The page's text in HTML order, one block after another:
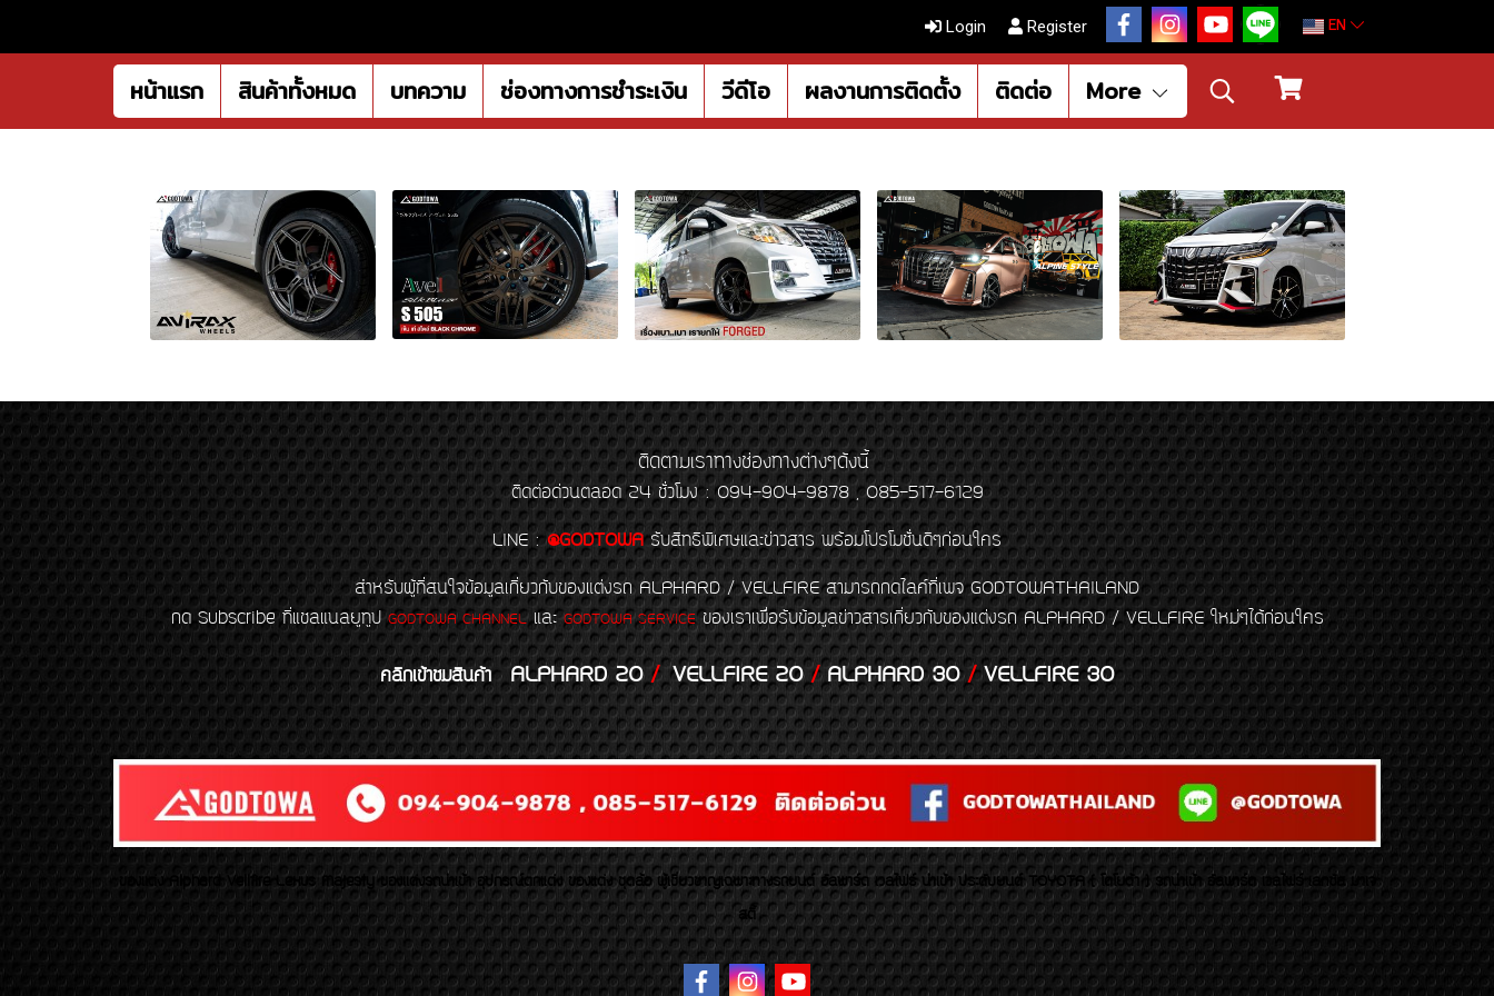
Login Register EN
หน้าแรก สินค้าทั้งหมด บทความ ช่องทางการชำระเงิน วีดีโอ ผลงานการติดตั้ง ติดต่อ More
ติดตามเราทางช่องทางต่างๆดังนี้
ติดต่อด่วนตลอด 24 ชั่วโมง : 094-904-9878 , 085-517-6129
LINE : @GODTOWA รับสิทธิพิเศษและข่าวสาร พร้อมโปรโมชั่นดีๆก่อนใคร
สำหรับผู้ที่สนใจข้อมูลเกี่ยวกับของแต่งรถ ALPHARD / VELLFIRE สามารถกดไลค์ที่เพจ GODTOWATHAILAND
กด Subscribe ที่แชลแนลยูทูปGODTOWA CHANNELและ GODTOWA SERVICEของเราเพื่อรับข้อมูลข่าวสารเกี่ยวกับของแต่งรถ ALPHARD / VELLFIRE ใหม่ๆได้ก่อนใคร
คลิกเข้าชมสินค้า ALPHARD 20/VELLFIRE 20/ ALPHARD 30/VELLFIRE 30
ของเเต่ง Alphard Vellfire Lexus Majesty ของเเต่งรถนำเข้า อุปกรณ์ตกแต่ง ของแต่ง ชุดล้อ ผู้เชี่ยวชาญเฉพาะทางรถยนต์ อัลพาร์ด เวลไฟร์ นำเข้า ประดับยนต์ TOYOTA ( โตโยต้า ) รถนำเข้า อัลพาร์ด เวลไฟร์ เลกซัส มาเจ
สตี้